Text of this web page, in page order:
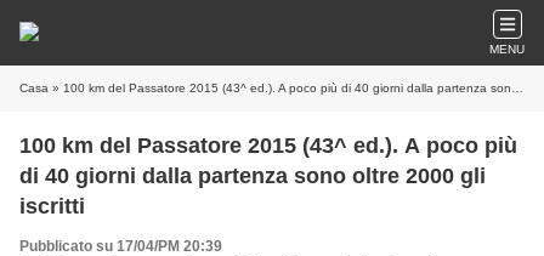
MENU
Casa » 100 km del Passatore 2015 (43^ ed.). A poco più di 40 giorni dalla partenza sono oltre 2000 gli iscritti
100 km del Passatore 2015 (43^ ed.). A poco più
di 40 giorni dalla partenza sono oltre 2000 gli
iscritti
Pubblicato su 17/04/PM 20:39